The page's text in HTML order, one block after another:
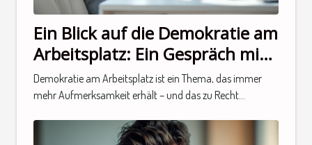
Ein Blick auf die Demokratie am
Arbeitsplatz: Ein Gespräch mit
einem Experten
Demokratie am Arbeitsplatz ist ein Thema, das immer
mehr Aufmerksamkeit erhält – und das zu Recht...